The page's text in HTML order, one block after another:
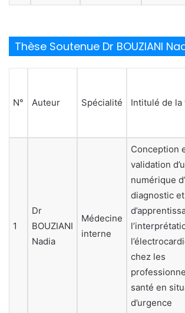
Thèse Soutenue Dr BOUZIANI
N° Auteur Spécialité Intitulé de la
1
Dr
BOUZIANI
Nadia
Médecine
interne
Conception
validation
numérique
diagnostic et
chez les
santé en
d’urgence